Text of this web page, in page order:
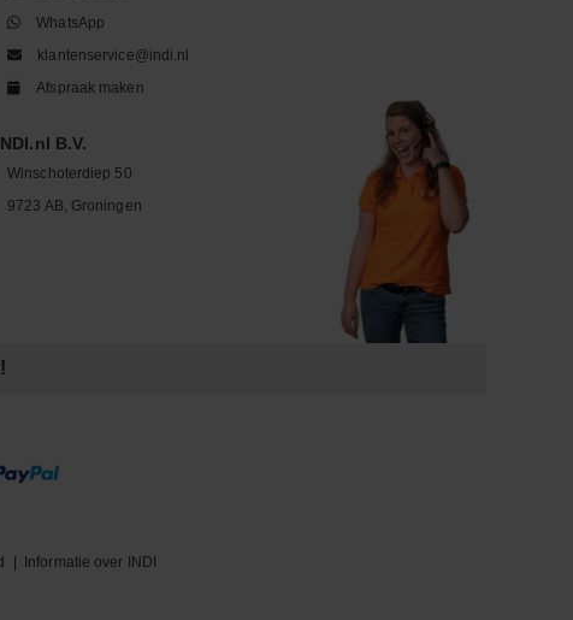
WhatsApp
klantenservice@indi.nl
Afspraak maken
B.V.
Winschoterdiep 50
9723 AB, Groningen
Informatie over INDI